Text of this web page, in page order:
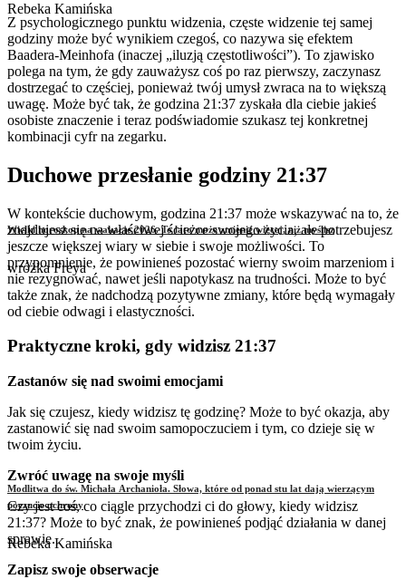
Rebeka Kamińska
Wielki horoskop na wakacje 2026. To lato może zmienić więcej, niż myślisz
wróżka Freya
Modlitwa do św. Michała Archanioła. Słowa, które od ponad stu lat dają wierzącym
poczucie ochrony
Rebeka Kamińska
Z psychologicznego punktu widzenia, częste widzenie tej samej
godziny może być wynikiem czegoś, co nazywa się efektem
Baadera-Meinhofa (inaczej „iluzją częstotliwości”). To zjawisko
polega na tym, że gdy zauważysz coś po raz pierwszy, zaczynasz
dostrzegać to częściej, ponieważ twój umysł zwraca na to większą
uwagę. Może być tak, że godzina 21:37 zyskała dla ciebie jakieś
osobiste znaczenie i teraz podświadomie szukasz tej konkretnej
kombinacji cyfr na zegarku.
Duchowe przesłanie godziny 21:37
W kontekście duchowym, godzina 21:37 może wskazywać na to, że
znajdujesz się na właściwej ścieżce swojego życia, ale potrzebujesz
jeszcze większej wiary w siebie i swoje możliwości. To
przypomnienie, że powinieneś pozostać wierny swoim marzeniom i
nie rezygnować, nawet jeśli napotykasz na trudności. Może to być
także znak, że nadchodzą pozytywne zmiany, które będą wymagały
od ciebie odwagi i elastyczności.
Praktyczne kroki, gdy widzisz 21:37
Zastanów się nad swoimi emocjami
Jak się czujesz, kiedy widzisz tę godzinę? Może to być okazja, aby
zastanowić się nad swoim samopoczuciem i tym, co dzieje się w
twoim życiu.
Zwróć uwagę na swoje myśli
Czy jest coś, co ciągle przychodzi ci do głowy, kiedy widzisz
21:37? Może to być znak, że powinieneś podjąć działania w danej
sprawie.
Zapisz swoje obserwacje